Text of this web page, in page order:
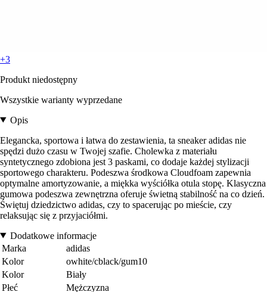
+3
Produkt niedostępny
Wszystkie warianty wyprzedane
Opis
Elegancka, sportowa i łatwa do zestawienia, ta sneaker adidas nie
spędzi dużo czasu w Twojej szafie. Cholewka z materiału
syntetycznego zdobiona jest 3 paskami, co dodaje każdej stylizacji
sportowego charakteru. Podeszwa środkowa Cloudfoam zapewnia
optymalne amortyzowanie, a miękka wyściółka otula stopę. Klasyczna
gumowa podeszwa zewnętrzna oferuje świetną stabilność na co dzień.
Świętuj dziedzictwo adidas, czy to spacerując po mieście, czy
relaksując się z przyjaciółmi.
Dodatkowe informacje
Marka
adidas
Kolor
owhite/cblack/gum10
Kolor
Biały
Płeć
Mężczyzna